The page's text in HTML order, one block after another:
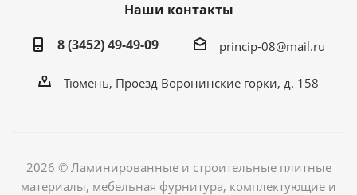
Наши контакты
8 (3452) 49-49-09
princip-08@mail.ru
Тюмень, Проезд Воронинские горки, д. 158
2026 © Ламинированные и строительные плитные
материалы, мебельная фурнитура, комплектующие и